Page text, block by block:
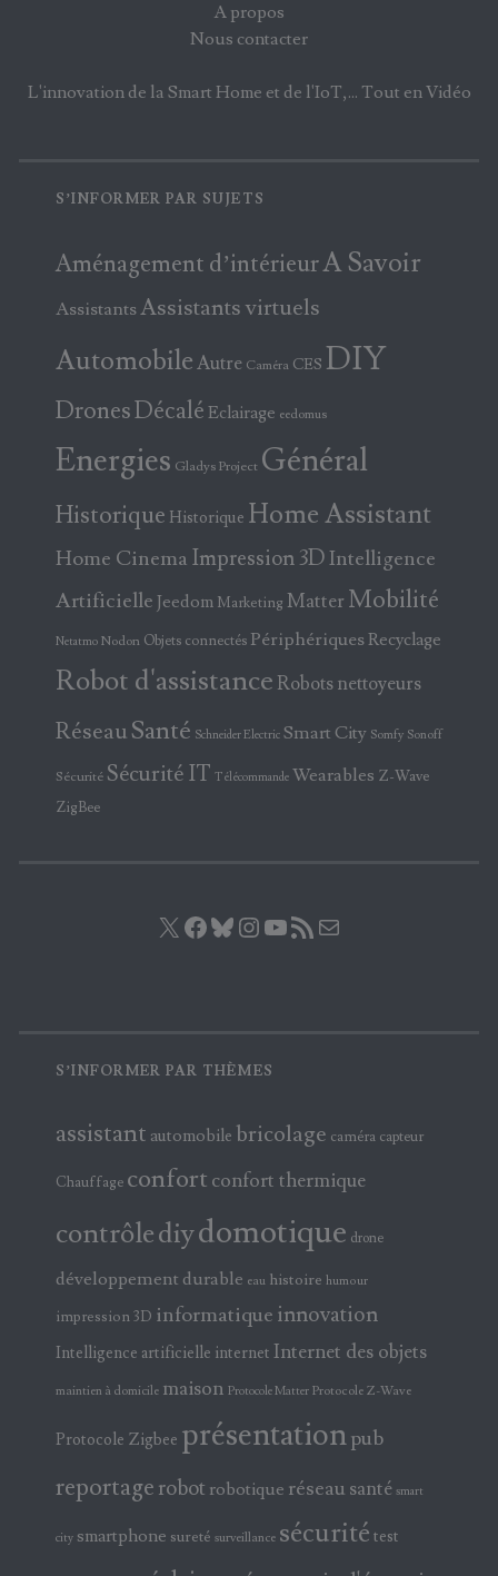
A propos
Nous contacter
L'innovation de la Smart Home et de l'IoT,... Tout en Vidéo
S’INFORMER PAR SUJETS
Aménagement d’intérieurA Savoir
AssistantsAssistants virtuels
AutomobileAutre Caméra CES DIY
DronesDécalé Eclairage eedomus
Energies Gladys Project Général
Historique Historique Home Assistant
Home Cinema Impression 3DIntelligence
Artificielle Jeedom Marketing Matter Mobilité
Netatmo Nodon Objets connectés PériphériquesRecyclage
Robot d'assistance Robots nettoyeurs
RéseauSanté Schneider Electric Smart City Somfy Sonoff
Sécurité Sécurité IT Télécommande Wearables Z-Wave
ZigBee
X Facebook
Bluesky
Instagram
YouTube
Flux RSS
S’INFORMER PAR THÈMES
assistant automobile bricolage caméra capteur
Chauffage confort confort thermique
contrôlediydomotique drone
développement durable eau histoire humour
impression 3D informatique innovation
Intelligence artificielle internet Internet des objets
maintien à domicile maison Protocole Matter Protocole Z-Wave
Protocole Zigbee présentationpub
reportage robot robotique réseau santé smart
city smartphone sureté surveillance sécurité test